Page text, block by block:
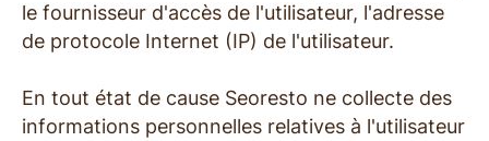
le fournisseur d'accès de l'utilisateur, l'adresse
de protocole Internet (IP) de l'utilisateur.
En tout état de cause Seoresto ne collecte des
informations personnelles relatives à l'utilisateur